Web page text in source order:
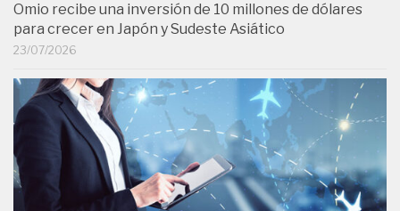
Omio recibe una inversión de 10 millones de dólares
para crecer en Japón y Sudeste Asiático
23/07/2026